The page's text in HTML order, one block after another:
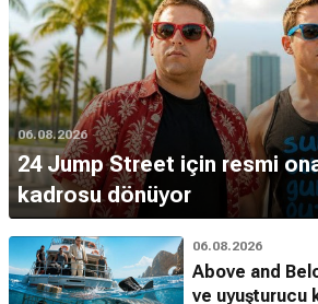
06.08.2026
24 Jump Street için resmi
kadrosu dönüyor
06.08.2026
Above and
ve uyuşturucu